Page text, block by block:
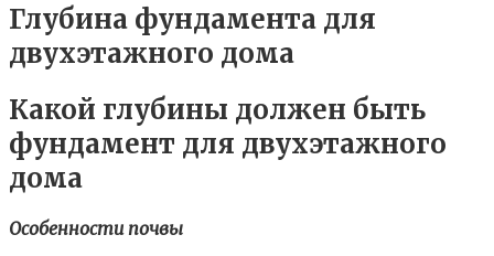
Глубина фундамента для
двухэтажного дома
Какой глубины должен быть
фундамент для двухэтажного
дома
Особенности почвы